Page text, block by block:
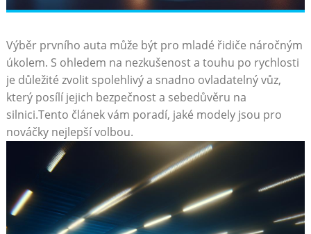
Výběr prvního auta může být pro mladé řidiče náročným
úkolem. S ohledem na nezkušenost a touhu po rychlosti
je důležité zvolit spolehlivý a snadno ovladatelný vůz,
který posílí jejich bezpečnost a sebedůvěru na
silnici.Tento článek vám poradí, jaké modely jsou pro
nováčky nejlepší volbou.